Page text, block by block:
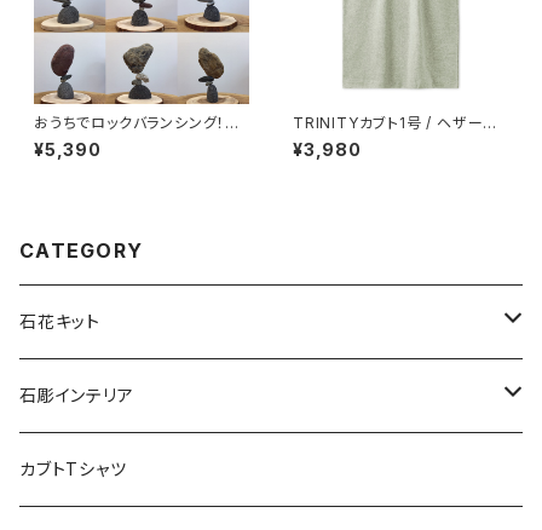
おうちでロックバランシング！石
ころと丸太輪切りの宅積み用石
花台「マルタ座」 かませ石セット
¥5,390
TRINITYカブト1号 / ヘザーグ
レー×スミクロ
¥3,980
CATEGORY
石花キット
宅積み用石花台
プレミアムキット
石彫インテリア
石彫工芸品（岡崎）
カブトTシャツ